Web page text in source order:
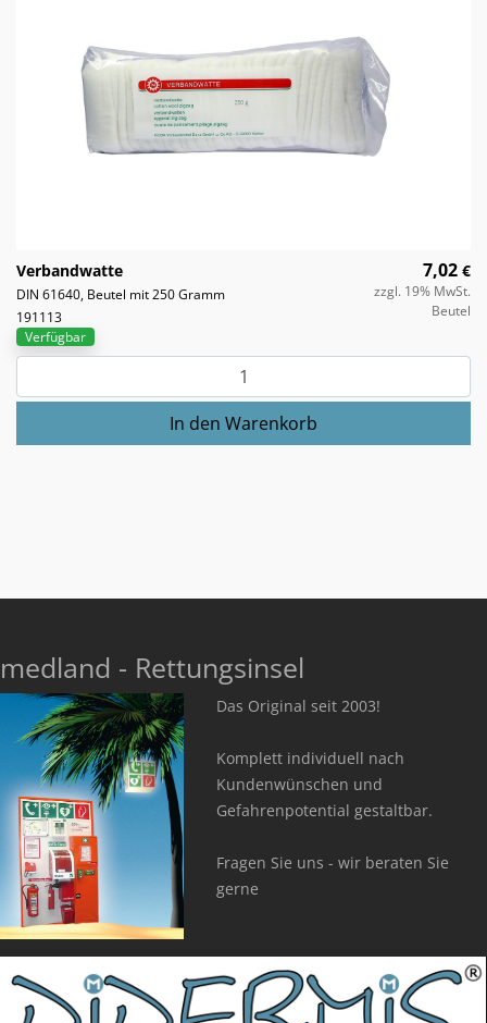
Verbandwatte
DIN 61640, Beutel mit 250 Gramm
191113
7,02 €
zzgl. 19% MwSt.
Beutel
Verfügbar
medland - Rettungsinsel
Das Original seit 2003!
Komplett individuell nach
Kundenwünschen und
Gefahrenpotential gestaltbar.
Fragen Sie uns - wir beraten Sie
gerne